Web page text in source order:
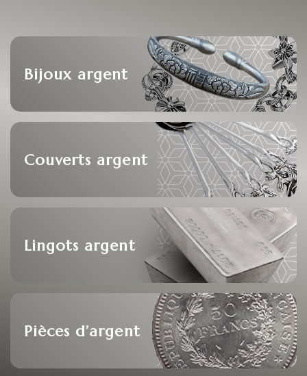
Bijoux argent
Couverts argent
Lingots argent
Pièces d’argent